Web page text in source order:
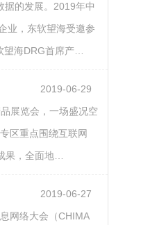
据的发展。2019年中
业，东软望海受邀参
海DRG首席产…
2019-06-29
展览会，一场盛况空
区重点围绕互联网
果，全面地…
2019-06-27
网络大会（CHIMA